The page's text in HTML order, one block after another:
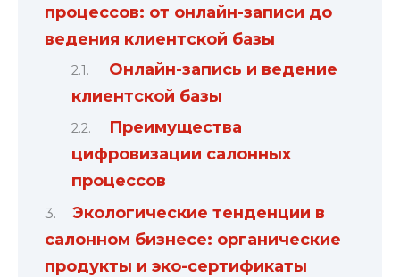
процессов: от онлайн-записи до
ведения клиентской базы
Онлайн-запись и ведение
клиентской базы
Преимущества
цифровизации салонных
процессов
Экологические тенденции в
салонном бизнесе: органические
продукты и эко-сертификаты